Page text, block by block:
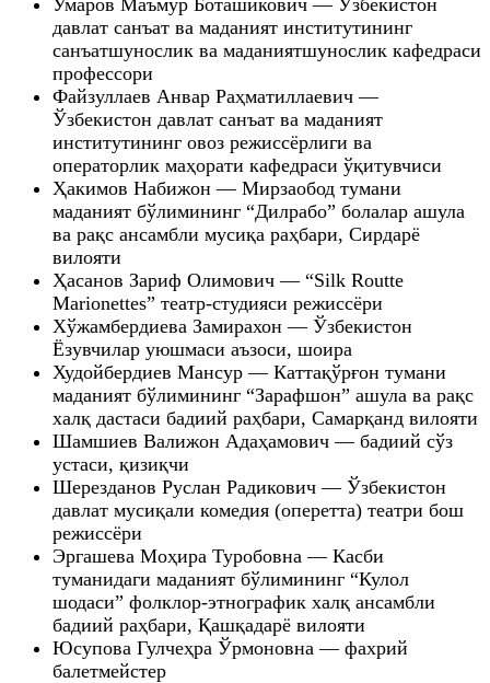
давлат санъат ва маданият институтининг
санъатшунослик ва маданиятшунослик кафедраси
профессори
Файзуллаев Анвар Раҳматиллаевич —
Ўзбекистон давлат санъат ва маданият
институтининг овоз режиссёрлиги ва
операторлик маҳорати кафедраси ўқитувчиси
Ҳакимов Набижон — Мирзаобод тумани
маданият бўлимининг “Дилрабо” болалар ашула
ва рақс ансамбли мусиқа раҳбари, Сирдарё
вилояти
Ҳасанов Зариф Олимович — “Silk Routte
Marionettes” театр-студияси режиссёри
Хўжамбердиева Замирахон — Ўзбекистон
Ёзувчилар уюшмаси аъзоси, шоира
Худойбердиев Мансур — Каттақўрғон тумани
маданият бўлимининг “Зарафшон” ашула ва рақс
халқ дастаси бадиий раҳбари, Самарқанд вилояти
Шамшиев Валижон Адаҳамович — бадиий сўз
устаси, қизиқчи
Шерезданов Руслан Радикович — Ўзбекистон
давлат мусиқали комедия (оперетта) театри бош
режиссёри
Эргашева Моҳира Туробовна — Касби
туманидаги маданият бўлимининг “Кулол
шодаси” фолклор-этнографик халқ ансамбли
бадиий раҳбари, Қашқадарё вилояти
Юсупова Гулчеҳра Ўрмоновна — фахрий
балетмейстер